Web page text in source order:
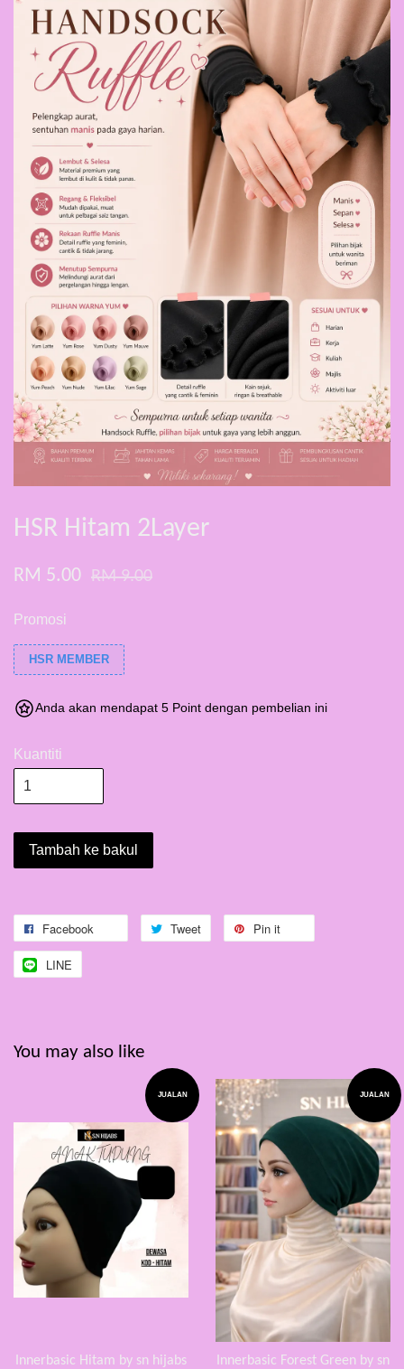
HSR Hitam 2Layer
RM 5.00 RM 9.00
Promosi
HSR MEMBER
Anda akan mendapat 5 Point dengan pembelian ini
Kuantiti
Tambah ke bakul
Facebook Tweet Pin it
LINE
You may also like
JUALAN
Innerbasic Hitam by sn hijabs
JUALAN
Innerbasic Forest Green by sn